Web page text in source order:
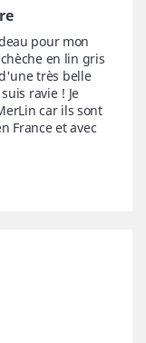
pour mon
en lin gris
très belle
ravie ! Je
car ils sont
France et avec